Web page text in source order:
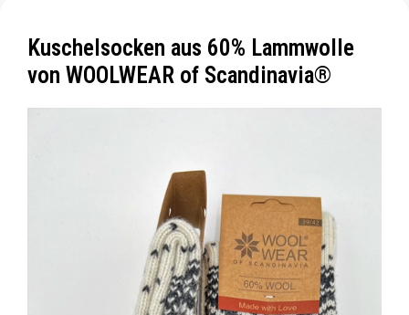
Kuschelsocken aus 60% Lammwolle
von WOOLWEAR of Scandinavia®